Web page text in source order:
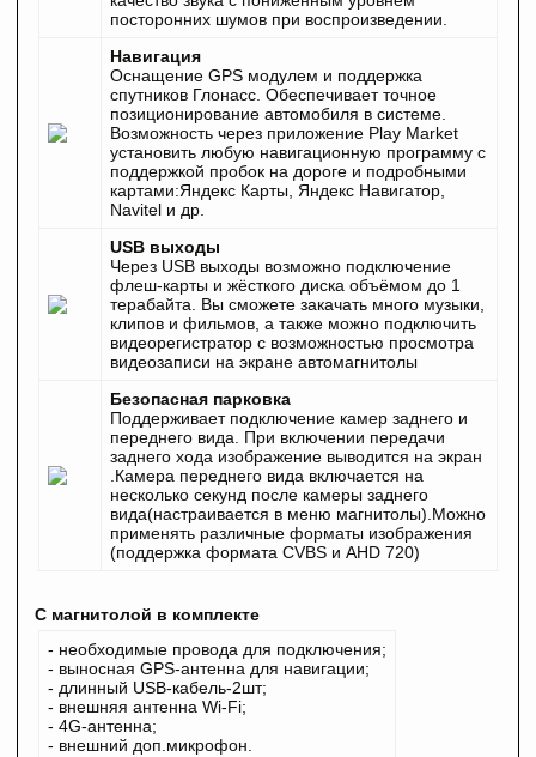
посторонних шумов при воспроизведении.
Навигация
Оснащение GPS модулем и поддержка
спутников Глонасс. Обеспечивает точное
позиционирование автомобиля в системе.
Возможность через приложение Play Market
установить любую навигационную программу с
поддержкой пробок на дороге и подробными
картами:Яндекс Карты, Яндекс Навигатор,
Navitel и др.
USB выходы
Через USB выходы возможно подключение
флеш-карты и жёсткого диска объёмом до 1
терабайта. Вы сможете закачать много музыки,
клипов и фильмов, а также можно подключить
видеорегистратор с возможностью просмотра
видеозаписи на экране автомагнитолы
Безопасная парковка
Поддерживает подключение камер заднего и
переднего вида. При включении передачи
заднего хода изображение выводится на экран
.Камера переднего вида включается на
несколько секунд после камеры заднего
вида(настраивается в меню магнитолы).Можно
применять различные форматы изображения
(поддержка формата CVBS и AHD 720)
С магнитолой в комплекте
- необходимые провода для подключения;
- выносная GPS-антенна для навигации;
- длинный USB-кабель-2шт;
- внешняя антенна Wi-Fi;
- 4G-антенна;
- внешний доп.микрофон.